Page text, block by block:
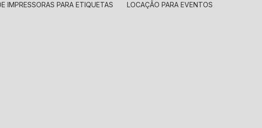
IMPRESSORAS PARA ETIQUETAS LOCAÇÃO PARA EVENTOS